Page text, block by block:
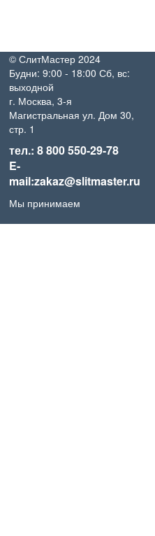
© СлитМастер 2024
Будни: 9:00 - 18:00 Сб, вс:
выходной
г. Москва, 3-я
Магистральная ул. Дом 30,
стр. 1
тел.: 8 800 550-29-78
E-
mail:zakaz@slitmaster.ru
Мы принимаем